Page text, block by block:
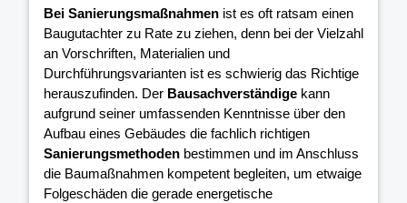
Bei Sanierungsmaßnahmen ist es oft ratsam einen
Baugutachter zu Rate zu ziehen, denn bei der Vielzahl
an Vorschriften, Materialien und
Durchführungsvarianten ist es schwierig das Richtige
herauszufinden. Der Bausachverständige kann
aufgrund seiner umfassenden Kenntnisse über den
Aufbau eines Gebäudes die fachlich richtigen
Sanierungsmethoden bestimmen und im Anschluss
die Baumaßnahmen kompetent begleiten, um etwaige
Folgeschäden die gerade energetische